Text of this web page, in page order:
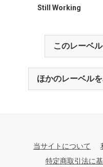
Still Working
このレーベ
ほかのレーベル
当サイトについて
特定商取引法に